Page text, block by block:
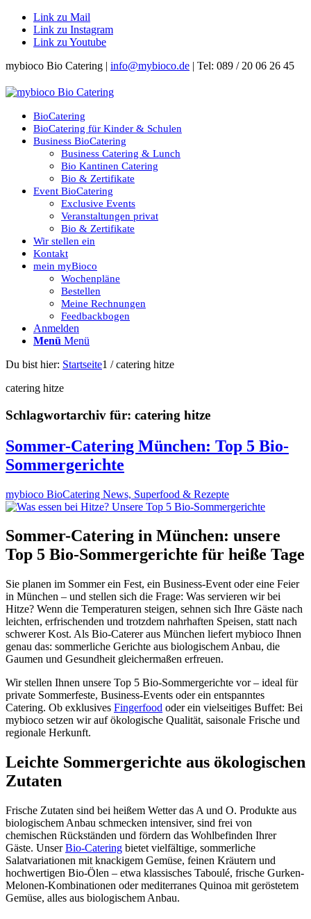
Link zu Mail
Link zu Instagram
Link zu Youtube
mybioco Bio Catering | info@mybioco.de | Tel: 089 / 20 06 26 45
BioCatering
BioCatering für Kinder & Schulen
Business BioCatering
Business Catering & Lunch
Bio Kantinen Catering
Bio & Zertifikate
Event BioCatering
Exclusive Events
Veranstaltungen privat
Bio & Zertifikate
Wir stellen ein
Kontakt
mein myBioco
Wochenpläne
Bestellen
Meine Rechnungen
Feedbackbogen
Anmelden
Menü Menü
Du bist hier: Startseite1 / catering hitze
catering hitze
Schlagwortarchiv für: catering hitze
Sommer-Catering München: Top 5 Bio-
Sommergerichte
mybioco BioCatering News, Superfood & Rezepte
Sommer-Catering in München: unsere
Top 5 Bio-Sommergerichte für heiße Tage
Sie planen im Sommer ein Fest, ein Business-Event oder eine Feier
in München – und stellen sich die Frage: Was servieren wir bei
Hitze? Wenn die Temperaturen steigen, sehnen sich Ihre Gäste nach
leichten, erfrischenden und trotzdem nahrhaften Speisen, statt nach
schwerer Kost. Als Bio-Caterer aus München liefert mybioco Ihnen
genau das: sommerliche Gerichte aus biologischem Anbau, die
Gaumen und Gesundheit gleichermaßen erfreuen.
Wir stellen Ihnen unsere Top 5 Bio-Sommergerichte vor – ideal für
private Sommerfeste, Business-Events oder ein entspanntes
Catering. Ob exklusives Fingerfood oder ein vielseitiges Buffet: Bei
mybioco setzen wir auf ökologische Qualität, saisonale Frische und
regionale Herkunft.
Leichte Sommergerichte aus ökologischen
Zutaten
Frische Zutaten sind bei heißem Wetter das A und O. Produkte aus
biologischem Anbau schmecken intensiver, sind frei von
chemischen Rückständen und fördern das Wohlbefinden Ihrer
Gäste. UnserBio-Catering bietet vielfältige, sommerliche
Salatvariationen mit knackigem Gemüse, feinen Kräutern und
hochwertigen Bio-Ölen – etwa klassisches Taboulé, frische Gurken-
Melonen-Kombinationen oder mediterranes Quinoa mit geröstetem
Gemüse, alles aus biologischem Anbau.